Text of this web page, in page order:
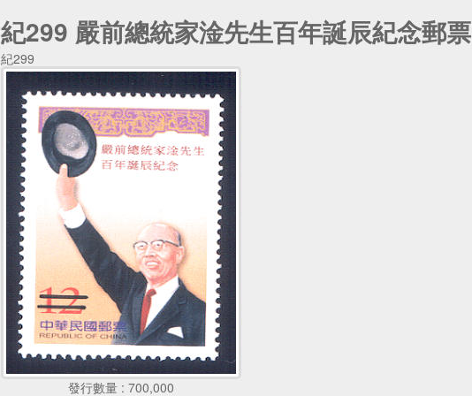
紀299 嚴前總統家淦先生百年誕辰紀念郵票
紀299
發行數量 : 700,000